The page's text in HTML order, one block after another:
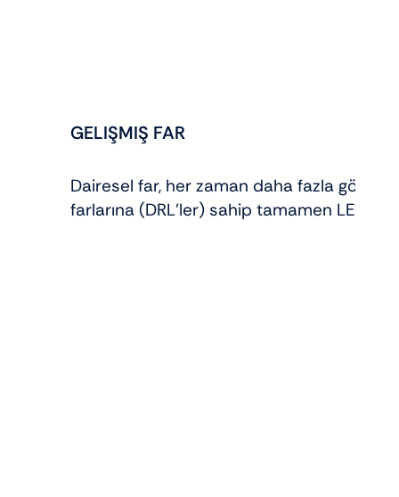
GELIŞMIŞ FAR
Dairesel far, her zaman daha fazla
farlarına (DRL’ler) sahip tamamen LED